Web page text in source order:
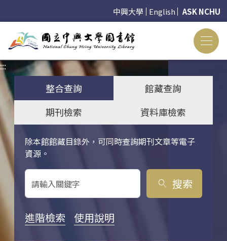
中興大學 English ASK NCHU
:::
整合查詢
館藏查詢
期刊檢索
資料庫檢索
除本館館藏目錄外，可同時查詢期刊文章等電子
資源。
關鍵字搜尋
search 搜索
進階檢索 使用說明